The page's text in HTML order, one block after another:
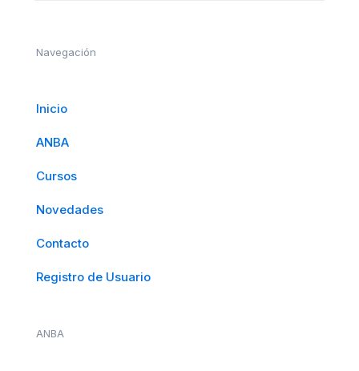
Navegación
Inicio
ANBA
Cursos
Novedades
Contacto
Registro de Usuario
ANBA